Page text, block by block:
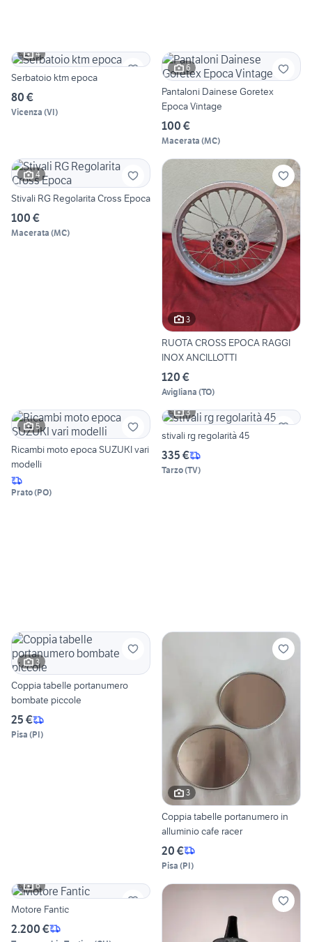
4
Serbatoio ktm epoca
80 €
Vicenza (VI)
6
Pantaloni Dainese Goretex
Epoca Vintage
100 €
Macerata (MC)
4
Stivali RG Regolarita Cross Epoca
100 €
Macerata (MC)
3
RUOTA CROSS EPOCA RAGGI
INOX ANCILLOTTI
120 €
Avigliana (TO)
5
Ricambi moto epoca SUZUKI vari
modelli
Prato(PO)
3
stivali rg regolarità 45
335 €
Tarzo(TV)
3
Coppia tabelle portanumero
bombate piccole
25 €
Pisa (PI)
3
Coppia tabelle portanumero in
alluminio cafe racer
20 €
Pisa (PI)
6
Motore Fantic
2.200 €